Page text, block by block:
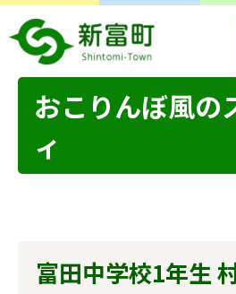
おこりんぼ風の
ィ
富田中学校1年生